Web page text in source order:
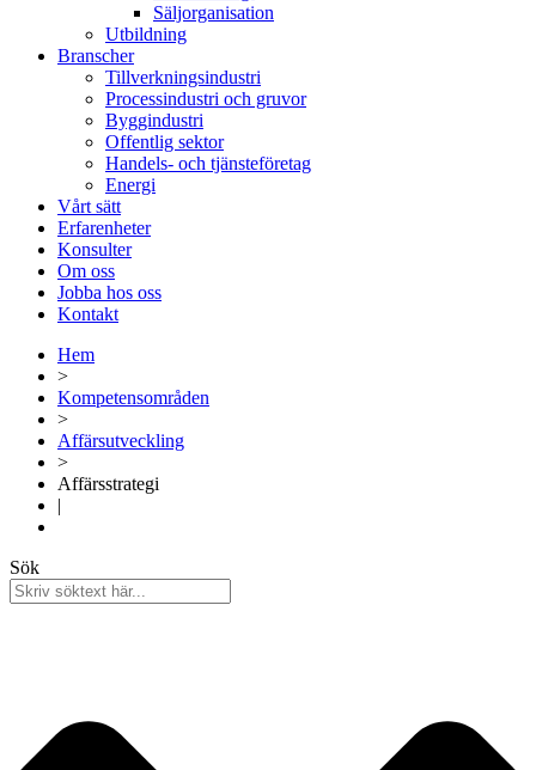
Säljorganisation​
Utbildning
Branscher
Tillverkningsindustri
Processindustri och gruvor
Byggindustri
Offentlig sektor
Handels- och tjänsteföretag
Energi
Vårt sätt
Erfarenheter
Konsulter
Om oss
Jobba hos oss
Kontakt
Hem
>
Kompetensområden
>
Affärsutveckling
>
Affärsstrategi​​
|
Sök